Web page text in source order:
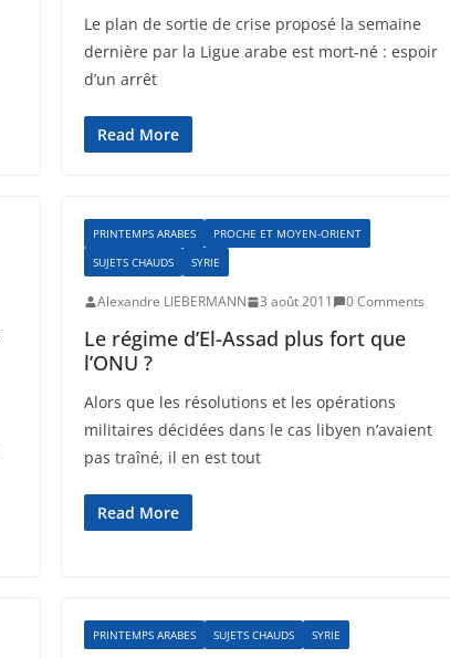
Le plan de sortie de crise proposé la semaine
dernière par la Ligue arabe est mort-né : espoir
d’un arrêt
Read More
PRINTEMPS ARABES
PROCHE ET MOYEN-ORIENT
SUJETS CHAUDS
SYRIE
Alexandre LIEBERMANN 3 août 2011 0 Comments
Le régime d’El-Assad plus fort que
l’ONU ?
Alors que les résolutions et les opérations
militaires décidées dans le cas libyen n’avaient
pas traîné, il en est tout
Read More
PRINTEMPS ARABES SUJETS CHAUDS SYRIE